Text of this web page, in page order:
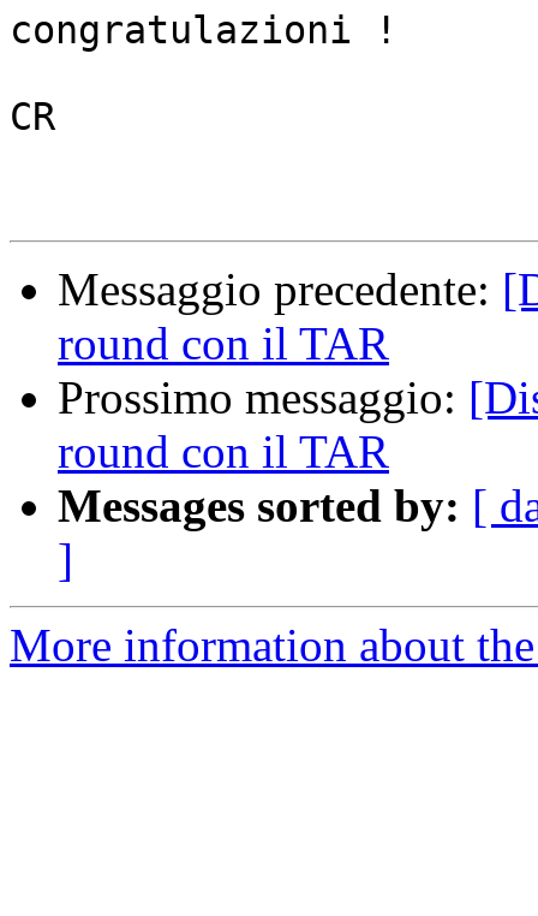
congratulazioni !
CR
Messaggio precedente:
round con il TAR
Prossimo messaggio:
round con il TAR
Messages sorted by: [
]
More information about